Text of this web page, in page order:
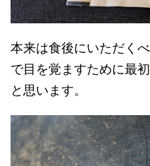
本来は食後にいただく
で目を覚ますために最
と思います。